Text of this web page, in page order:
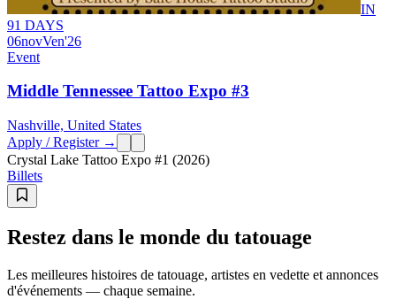
IN
91 DAYS
06novVen'26
Event
Middle Tennessee Tattoo Expo #3
Nashville, United States
Apply / Register →
Crystal Lake Tattoo Expo #1 (2026)
Billets
Restez dans le monde du tatouage
Les meilleures histoires de tatouage, artistes en vedette et annonces
d'événements — chaque semaine.